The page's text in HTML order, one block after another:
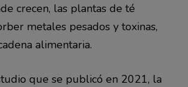
crecen, las plantas de té
metales pesados ​​y toxinas,
alimentaria.
que se publicó en 2021, la